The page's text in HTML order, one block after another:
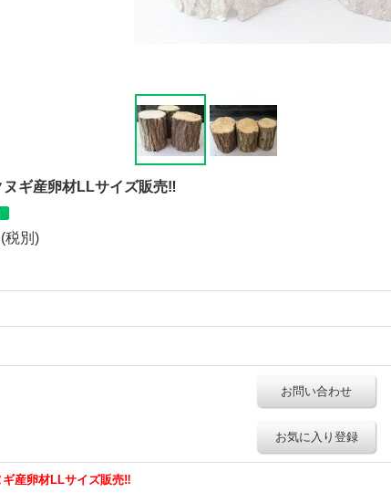
ギ産卵材LLサイズ販売‼
(税別)
お問い合わせ
お気に入り登録
産卵材LLサイズ販売‼